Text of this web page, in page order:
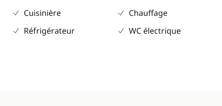
Cuisinière
Réfrigérateur
Chauffage
WC électrique